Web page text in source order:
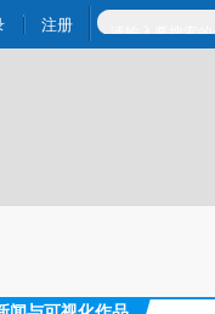
意图存在偏差。不代表财新
注册